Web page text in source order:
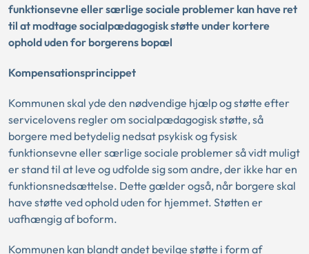
funktionsevne eller særlige sociale problemer kan have ret
til at modtage socialpædagogisk støtte under kortere
ophold uden for borgerens bopæl
Kompensationsprincippet
Kommunen skal yde den nødvendige hjælp og støtte efter
servicelovens regler om socialpædagogisk støtte, så
borgere med betydelig nedsat psykisk og fysisk
funktionsevne eller særlige sociale problemer så vidt muligt
er stand til at leve og udfolde sig som andre, der ikke har en
funktionsnedsættelse. Dette gælder også, når borgere skal
have støtte ved ophold uden for hjemmet. Støtten er
uafhængig af boform.
Kommunen kan blandt andet bevilge støtte i form af